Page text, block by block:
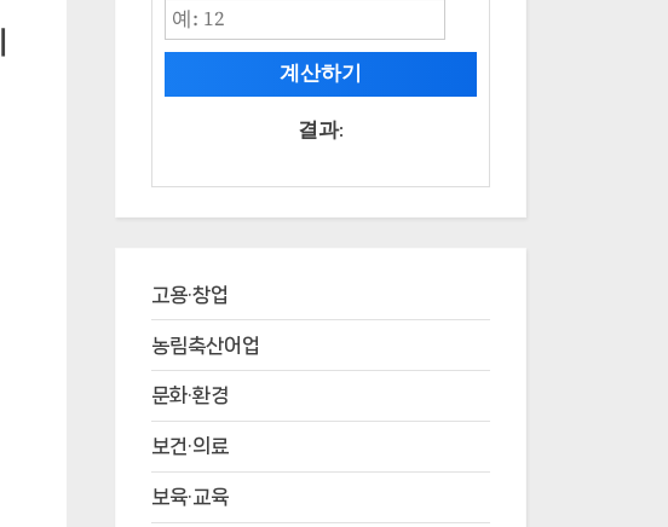
계산하기
결과:
고용·창업
농림축산어업
문화·환경
보건·의료
보육·교육